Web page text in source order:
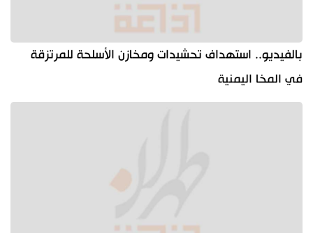
بالفيديو.. استهداف تحشيدات ومخازن الأسلحة للمرتزقة
في المخا اليمنية